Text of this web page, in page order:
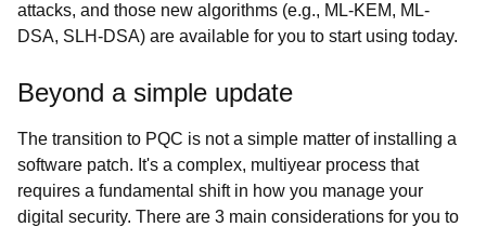
attacks, and those new algorithms (e.g., ML-KEM, ML-
DSA, SLH-DSA) are available for you to start using today.
Beyond a simple update
The transition to PQC is not a simple matter of installing a
software patch. It's a complex, multiyear process that
requires a fundamental shift in how you manage your
digital security. There are 3 main considerations for you to